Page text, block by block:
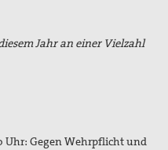
Jahr an einer Vielzahl
Uhr: Gegen Wehrpflicht und